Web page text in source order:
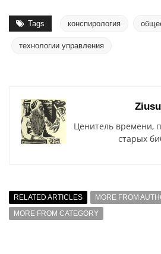
Tags конспирология
технологии управления
Ценитель времени,
старых
RELATED ARTICLES
MORE FROM
MORE FROM CATEGORY